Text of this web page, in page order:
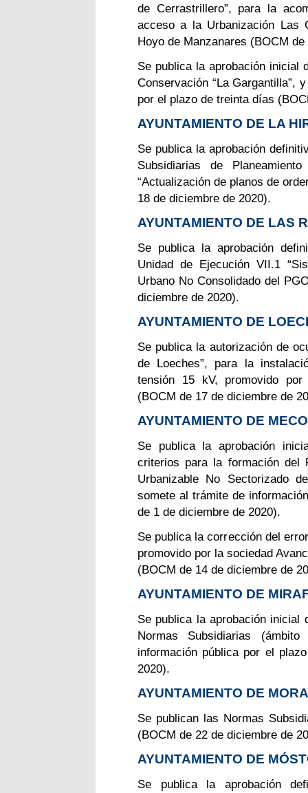
de Cerrastrillero”, para la
acceso a la Urbanización Las
Hoyo de Manzanares (BOCM
Se publica la aprobación inicial
Conservación “La Gargantilla”,
por el plazo de treinta días
AYUNTAMIENTO DE LA
Se publica la aprobación
Subsidiarias de
“Actualización de planos de
18 de diciembre de 2020).
AYUNTAMIENTO DE LAS
Se publica la aprobación
Unidad de Ejecución VII.1
Urbano No Consolidado del
diciembre de 2020).
AYUNTAMIENTO DE
Se publica la autorización de
de Loeches”, para la
tensión 15 kV, promovido por
(BOCM de 17 de diciembre de
AYUNTAMIENTO DE MECO
Se publica la aprobación
criterios para la formación del
Urbanizable No Sectorizado
somete al trámite de
de 1 de diciembre de 2020).
Se publica la corrección del
promovido por la sociedad
(BOCM de 14 de diciembre de
AYUNTAMIENTO DE
Se publica la aprobación inicial
Normas Subsidiarias
información pública por el
2020).
AYUNTAMIENTO DE
Se publican las Normas
(BOCM de 22 de diciembre de
AYUNTAMIENTO DE
Se publica la aprobación